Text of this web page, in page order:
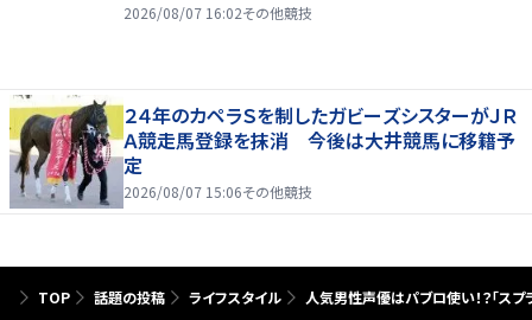
2026/08/07 16:02その他競技
２４年のカペラＳを制したガビーズシスターがＪＲ
Ａ競走馬登録を抹消 今後は大井競馬に移籍予
定
2026/08/07 15:06その他競技
TOP 話題の投稿 ライフスタイル 人気男性声優はパブロ使い！？「ス